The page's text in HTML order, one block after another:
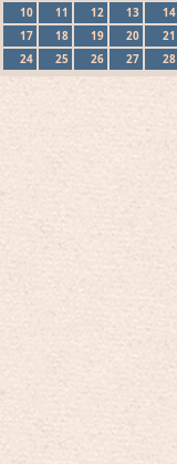
10
11 12 13 14
17
18 19 20 21
24
25 26 27 28